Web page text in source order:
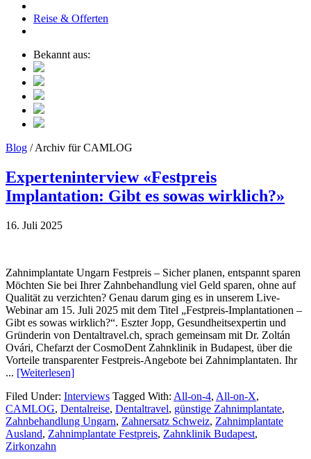
Reise & Offerten
Bekannt aus:
Blog / Archiv für CAMLOG
Experteninterview «Festpreis
Implantation: Gibt es sowas wirklich?»
16. Juli 2025
Zahnimplantate Ungarn Festpreis – Sicher planen, entspannt sparen
Möchten Sie bei Ihrer Zahnbehandlung viel Geld sparen, ohne auf
Qualität zu verzichten? Genau darum ging es in unserem Live-
Webinar am 15. Juli 2025 mit dem Titel „Festpreis-Implantationen –
Gibt es sowas wirklich?“. Eszter Jopp, Gesundheitsexpertin und
Gründerin von Dentaltravel.ch, sprach gemeinsam mit Dr. Zoltán
Ovári, Chefarzt der CosmoDent Zahnklinik in Budapest, über die
Vorteile transparenter Festpreis-Angebote bei Zahnimplantaten. Ihr
... [Weiterlesen]
Filed Under: Interviews Tagged With: All-on-4, All-on-X,
CAMLOG, Dentalreise, Dentaltravel, günstige Zahnimplantate,
Zahnbehandlung Ungarn, Zahnersatz Schweiz, Zahnimplantate
Ausland, Zahnimplantate Festpreis, Zahnklinik Budapest,
Zirkonzahn